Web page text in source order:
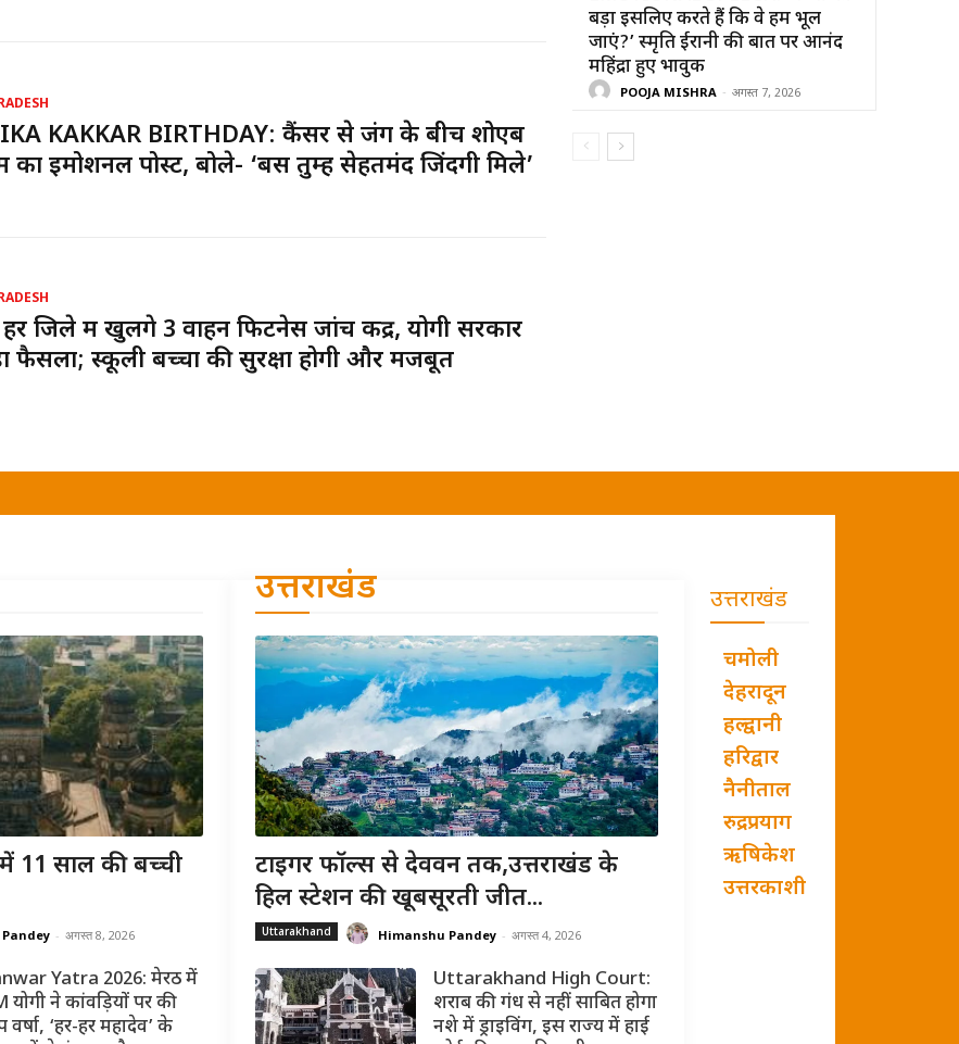
KAKKAR BIRTHDAY: कैंसर से जंग के बीच शोएब
का इमोशनल पोस्ट, बोले- ‘बस तुम्हें सेहतमंद जिंदगी मिले’
जिले में खुलेंगे 3 वाहन फिटनेस जांच केंद्र, योगी सरकार
फैसला; स्कूली बच्चों की सुरक्षा होगी और मजबूत
बड़ा इसलिए करते हैं कि वे हमें भूल
जाएं?’ स्मृति ईरानी की बात पर आनंद
महिंद्रा हुए भावुक
POOJA MISHRA - अगस्त 7, 2026
11 साल की बच्ची
- अगस्त 8, 2026
Yatra 2026: मेरठ में
योगी ने कांवड़ियों पर की
वर्षा, ‘हर-हर महादेव’ के
उत्तराखंड
टाइगर फॉल्स से देववन तक,उत्तराखंड के
हिल स्टेशन की खूबसूरती जीत...
Uttarakhand Himanshu Pandey - अगस्त 4, 2026
Uttarakhand High Court:
शराब की गंध से नहीं साबित होगा
नशे में ड्राइविंग, इस राज्य में हाई
उत्तराखंड
चमोली
देहरादून
हल्द्वानी
हरिद्वार
नैनीताल
रुद्रप्रयाग
ऋषिकेश
उत्तरकाशी